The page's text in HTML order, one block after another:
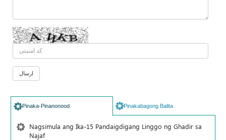
Pinaka-Pinanonood Pinakabagong Balita
Nagsimula ang Ika-15 Pandaigdigang Linggo ng Ghadir sa
Najaf